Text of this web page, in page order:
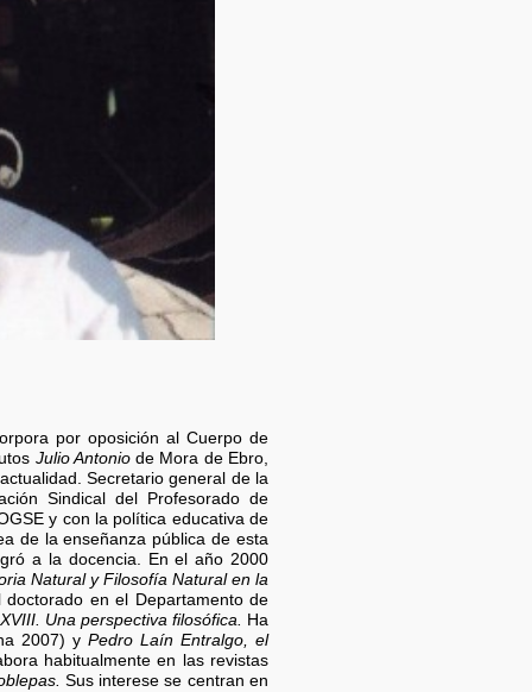
por oposición al Cuerpo de
Julio Antoniode Mora de Ebro,
Secretario general de la
Sindical del Profesorado de
y con la política educativa de
de la enseñanza pública de esta
a la docencia. En el año 2000
Natural y Filosofía Natural en la
en el Departamento de
Una perspectiva filosófica. Ha
2007) y Pedro Laín Entralgo, el
habitualmente en las revistas
Sus interese se centran en